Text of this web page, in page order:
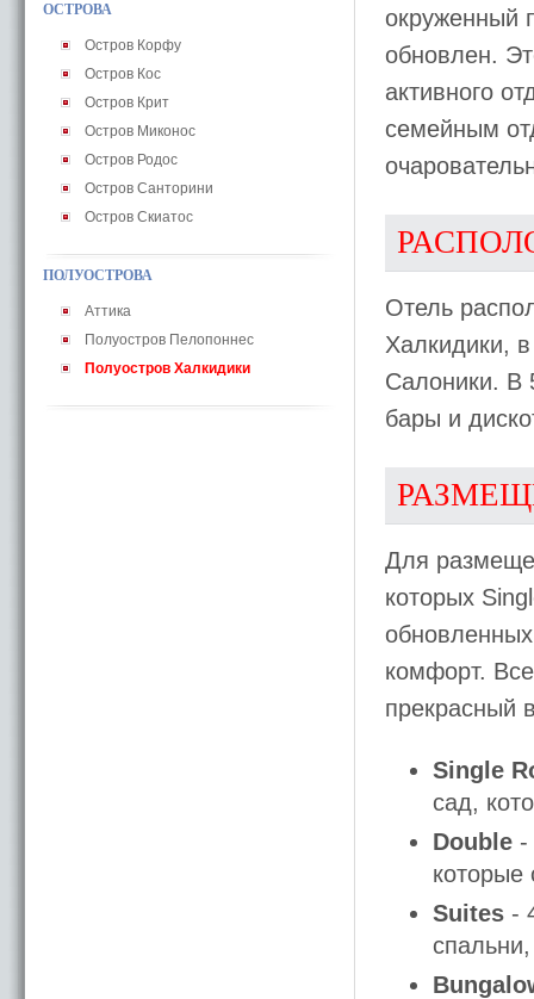
ОСТРОВА
Остров Корфу
Остров Кос
Остров Крит
Остров Миконос
Остров Родос
Остров Санторини
Остров Скиатос
ПОЛУОСТРОВА
Аттика
Полуостров Пелопоннес
Полуостров Халкидики
окруженный
обновлен.
активного
семейным
Отель
Халкидики,
Салоники. В
бары и
Для
которых
комфорт.
прекрасный
Single
сад,
Double -
которые
Suites -